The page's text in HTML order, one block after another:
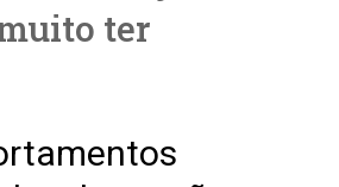
ter